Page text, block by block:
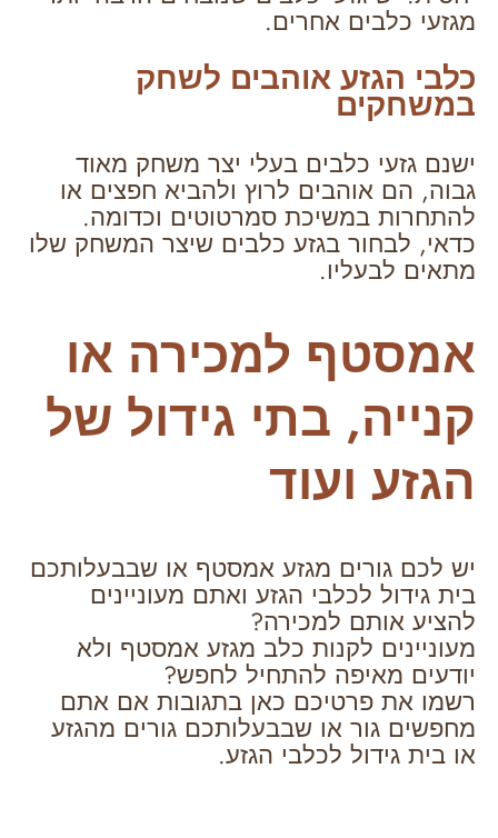
מגזעי כלבים אחרים.
כלבי הגזע אוהבים לשחק
במשחקים
ישנם גזעי כלבים בעלי יצר משחק מאוד
גבוה, הם אוהבים לרוץ ולהביא חפצים או
להתחרות במשיכת סמרטוטים וכדומה.
כדאי, לבחור בגזע כלבים שיצר המשחק שלו
מתאים לבעליו.
אמסטף למכירה או
קנייה, בתי גידול של
הגזע ועוד
יש לכם גורים מגזע אמסטף או שבבעלותכם
בית גידול לכלבי הגזע ואתם מעוניינים
להציע אותם למכירה?
מעוניינים לקנות כלב מגזע אמסטף ולא
יודעים מאיפה להתחיל לחפש?
רשמו את פרטיכם כאן בתגובות אם אתם
מחפשים גור או שבבעלותכם גורים מהגזע
או בית גידול לכלבי הגזע.